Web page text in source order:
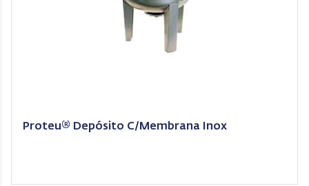
Proteu® Depósito C/Membrana Inox